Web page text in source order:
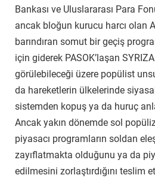
Bankası ve Uluslararası Para
ancak bloğun kurucu harcı olan
barındıran somut bir geçiş
için giderek PASOK’laşan
görülebileceği üzere popülist
da hareketlerin ülkelerinde
sistemden kopuş ya da huruç
Ancak yakın dönemde sol
piyasacı programların soldan
zayıflatmakta olduğunu ya da
edilmesini zorlaştırdığını teslim